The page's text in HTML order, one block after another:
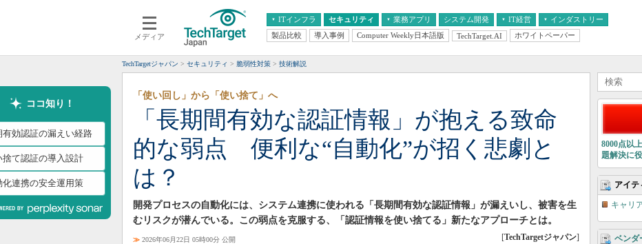
メディア
ITインフラ
クラウド
スマートモバイル
ネットワーク
システム運用管理
セキュリティ 業務アプリ
エンタープライズAI
ERP
CX
情報系システム
システム開発 IT経営
経営とIT
インダストリー
医療IT
製品比較 導入事例 Computer Weekly日本語版 TechTarget.AI ホワイトペーパー
TechTargetジャパン セキュリティ 脆弱性対策 技術解説
ココ知り！
有効認証の漏えい経路
捨て認証の導入設計
化連携の安全運用策
「長期間有効な認証情報」が抱える致命
的な弱点 便利な“自動化”が招く悲劇と
は？
「使い回し」から「使い捨て」へ
開発プロセスの自動化には、システム連携に使われる「長期間有効な認証情報」が漏えいし、被害を生
むリスクが潜んでいる。この弱点を克服する、「認証情報を使い捨てる」新たなアプローチとは。
≫ 2026年06月22日 05時00分 公開 [TechTargetジャパン]
8000点以
題解決に
アイテ
キャリ
ベンダ